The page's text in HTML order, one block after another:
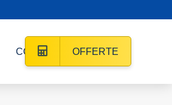
CONTACT OFFERTE